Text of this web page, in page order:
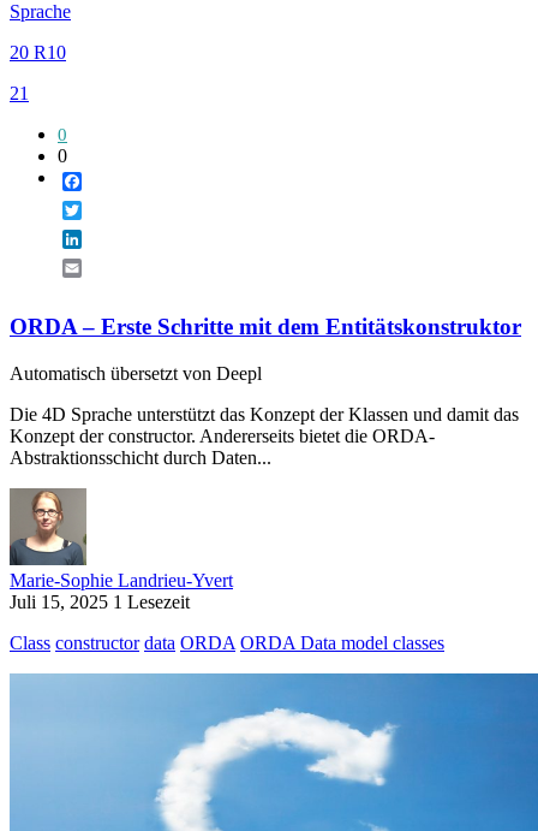
Sprache
20 R10
21
0
0
ORDA – Erste Schritte mit dem Entitätskonstruktor
Automatisch übersetzt von Deepl
Die 4D Sprache unterstützt das Konzept der Klassen und damit das
Konzept der constructor. Andererseits bietet die ORDA-
Abstraktionsschicht durch Daten...
Marie-Sophie Landrieu-Yvert
Juli 15, 2025 1 Lesezeit
Class constructor data ORDA ORDA Data model classes